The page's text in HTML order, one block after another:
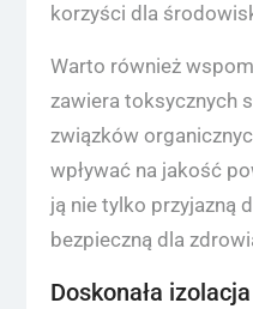
korzyści dla
Warto również
zawiera toksycznych
związków
wpływać na jakość
ją nie tylko przyjazną
bezpieczną dla
Doskonała